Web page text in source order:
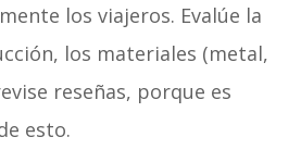
los viajeros. Evalúe la
los materiales (metal,
reseñas, porque es
esto.